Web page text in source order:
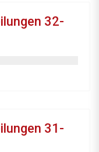
32-
31-